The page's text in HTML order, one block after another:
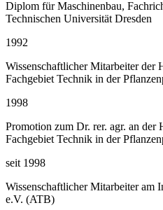
Diplom für Maschinenbau,
Technischen Universität Dresden
1992
Wissenschaftlicher Mitarbeiter
Fachgebiet Technik in der
1998
Promotion zum Dr. rer. agr. an
Fachgebiet Technik in der
seit 1998
Wissenschaftlicher Mitarbeiter am
e.V. (ATB)